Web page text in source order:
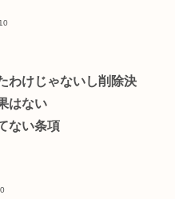
わけじゃないし削除決
はない
ない条項